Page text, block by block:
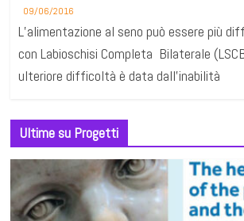
09/06/2016
L’alimentazione al seno può essere più
con Labioschisi Completa Bilaterale
ulteriore difficoltà è data dall’inabilità
Ultime su Progetti